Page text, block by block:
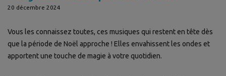
20 décembre 2024
Vous les connaissez toutes, ces musiques qui restent en tête dès
que la période de Noël approche ! Elles envahissent les ondes et
apportent une touche de magie à votre quotidien.